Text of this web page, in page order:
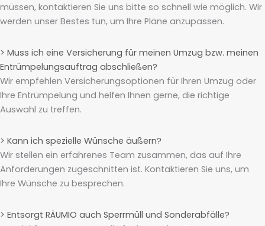
müssen, kontaktieren Sie uns bitte so schnell wie möglich. Wir
werden unser Bestes tun, um Ihre Pläne anzupassen.
> Muss ich eine Versicherung für meinen Umzug bzw. meinen
Entrümpelungsauftrag abschließen?
Wir empfehlen Versicherungsoptionen für Ihren Umzug oder
Ihre Entrümpelung und helfen Ihnen gerne, die richtige
Auswahl zu treffen.
> Kann ich spezielle Wünsche äußern?
Wir stellen ein erfahrenes Team zusammen, das auf Ihre
Anforderungen zugeschnitten ist. Kontaktieren Sie uns, um
Ihre Wünsche zu besprechen.
> Entsorgt RÄUMIO auch Sperrmüll und Sonderabfälle?